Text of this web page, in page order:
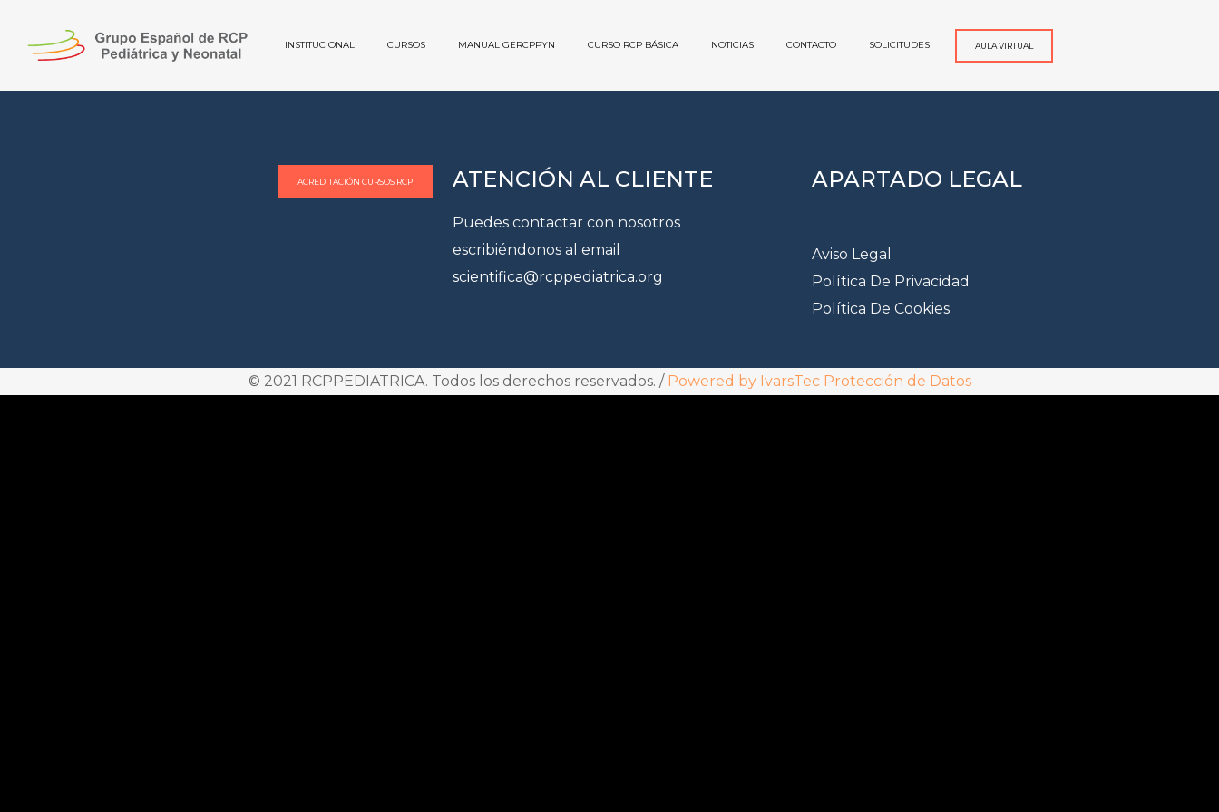
INSTITUCIONAL CURSOS MANUAL GERCPPYN CURSO RCP BÁSICA NOTICIAS CONTACTO SOLICITUDES AULA VIRTUAL
ACREDITACIÓN CURSOS RCP ATENCIÓN AL CLIENTE
Puedes contactar con nosotros
escribiéndonos al email
scientifica@rcppediatrica.org
APARTADO LEGAL
Aviso Legal
Política De Privacidad
Política De Cookies
© 2021 RCPPEDIATRICA. Todos los derechos reservados. / Powered by IvarsTec Protección de Datos